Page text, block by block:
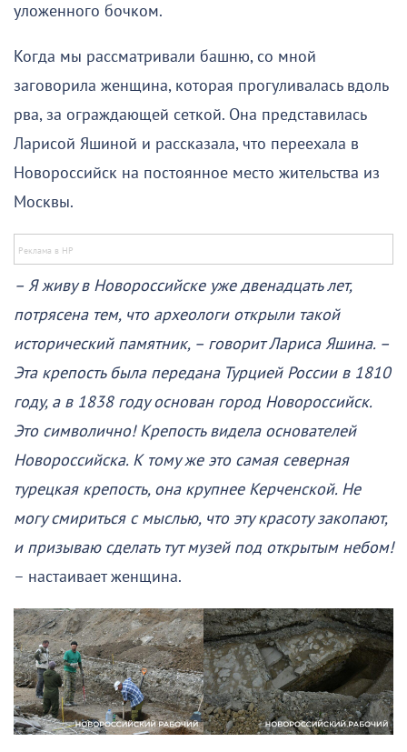
уложенного бочком.
Когда мы рассматривали башню, со мной
заговорила женщина, которая прогуливалась вдоль
рва, за ограждающей сеткой. Она представилась
Ларисой Яшиной и рассказала, что переехала в
Новороссийск на постоянное место жительства из
Москвы.
– Я живу в Новороссийске уже двенадцать лет,
потрясена тем, что археологи открыли такой
исторический памятник, – говорит Лариса Яшина. –
Эта крепость была передана Турцией России в 1810
году, а в 1838 году основан город Новороссийск.
Это символично! Крепость видела основателей
Новороссийска. К тому же это самая северная
турецкая крепость, она крупнее Керченской. Не
могу смириться с мыслью, что эту красоту закопают,
и призываю сделать тут музей под открытым небом!
– настаивает женщина.